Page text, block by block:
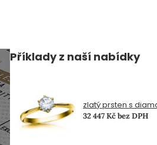
Příklady z naší nabídky
zlatý prsten s
32 447 Kč bez DPH